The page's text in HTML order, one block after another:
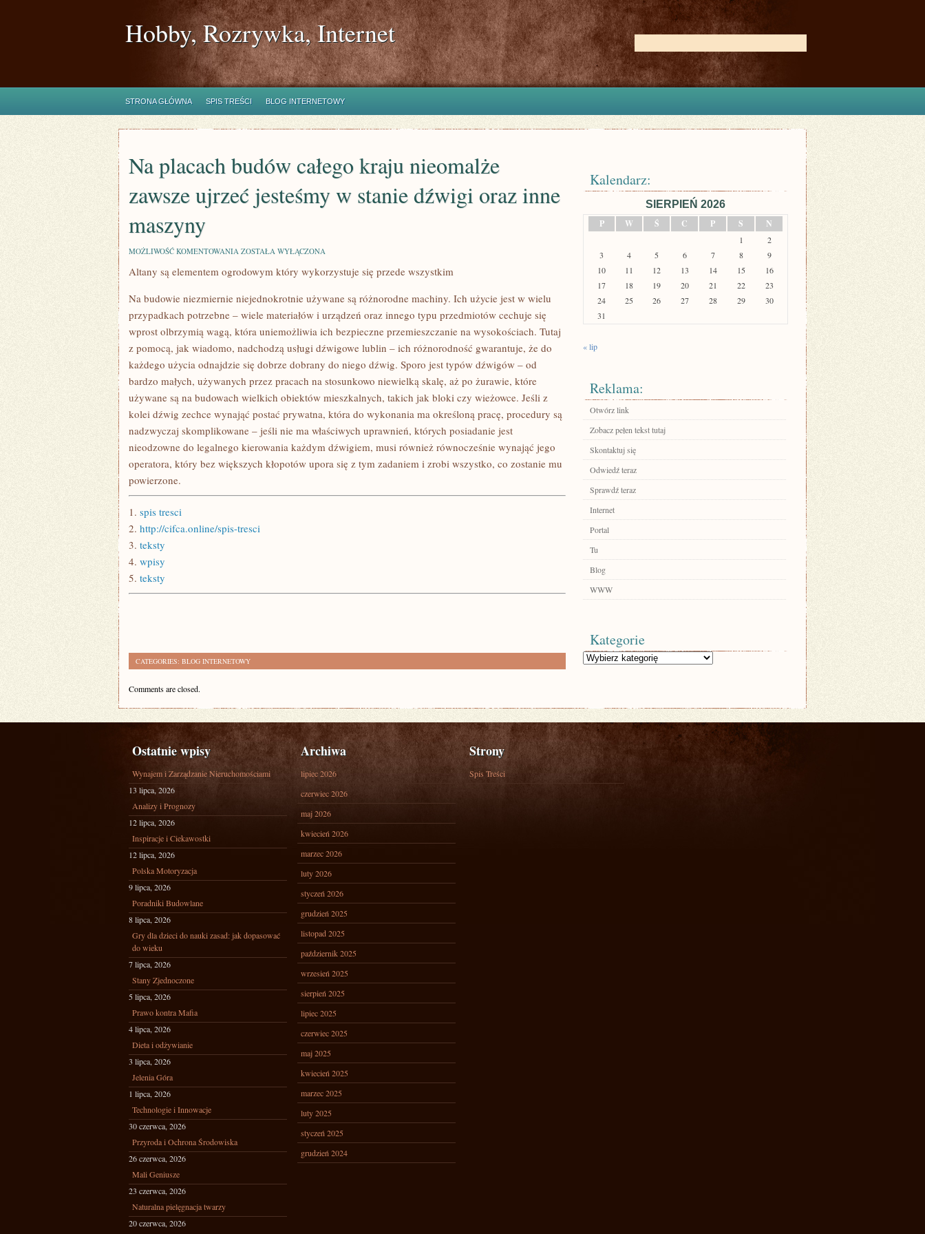
Hobby, Rozrywka, Internet
STRONA GŁÓWNA SPIS TREŚCI BLOG INTERNETOWY
Na placach budów całego kraju nieomalże
zawsze ujrzeć jesteśmy w stanie dźwigi oraz inne
maszyny
MOŻLIWOŚĆ KOMENTOWANIA NA
BUDÓW
CAŁEGO
NIEOMALŻE
ZAWSZE
JESTEŚMY
STANIE
DŹWIGI
ORAZ
INNE
MASZYNY
ZOSTAŁA WYŁĄCZONA
Altany są elementem ogrodowym który wykorzystuje się przede wszystkim
Na budowie niezmiernie niejednokrotnie używane są różnorodne machiny. Ich użycie jest w wielu
przypadkach potrzebne – wiele materiałów i urządzeń oraz innego typu przedmiotów cechuje się
wprost olbrzymią wagą, która uniemożliwia ich bezpieczne przemieszczanie na wysokościach. Tutaj
z pomocą, jak wiadomo, nadchodzą usługi dźwigowe lublin – ich różnorodność gwarantuje, że do
każdego użycia odnajdzie się dobrze dobrany do niego dźwig. Sporo jest typów dźwigów – od
bardzo małych, używanych przez pracach na stosunkowo niewielką skalę, aż po żurawie, które
używane są na budowach wielkich obiektów mieszkalnych, takich jak bloki czy wieżowce. Jeśli z
kolei dźwig zechce wynająć postać prywatna, która do wykonania ma określoną pracę, procedury są
nadzwyczaj skomplikowane – jeśli nie ma właściwych uprawnień, których posiadanie jest
nieodzowne do legalnego kierowania każdym dźwigiem, musi również równocześnie wynająć jego
operatora, który bez większych kłopotów upora się z tym zadaniem i zrobi wszystko, co zostanie mu
powierzone.
1. spis tresci
2. http://cifca.online/spis-tresci
3. teksty
4. wpisy
5. teksty
CATEGORIES: BLOG INTERNETOWY
Comments are closed.
Kalendarz:
SIERPIEŃ 2026
P
W Ś C P S N
1
2
3
4 5 6 7 8
9
10
11 12 13 14 15
16
17
18 19 20 21 22
23
24
25 26 27 28 29
30
31
« lip
Reklama:
Otwórz link
Zobacz pełen tekst tutaj
Skontaktuj się
Odwiedź teraz
Sprawdź teraz
Internet
Portal
Tu
Blog
WWW
Kategorie
Kategorie
Ostatnie wpisy
Wynajem i Zarządzanie Nieruchomościami
13 lipca, 2026
Analizy i Prognozy
12 lipca, 2026
Inspiracje i Ciekawostki
12 lipca, 2026
Polska Motoryzacja
9 lipca, 2026
Poradniki Budowlane
8 lipca, 2026
Gry dla dzieci do nauki zasad: jak dopasować
do wieku
7 lipca, 2026
Stany Zjednoczone
5 lipca, 2026
Prawo kontra Mafia
4 lipca, 2026
Dieta i odżywianie
3 lipca, 2026
Jelenia Góra
1 lipca, 2026
Technologie i Innowacje
30 czerwca, 2026
Przyroda i Ochrona Środowiska
26 czerwca, 2026
Mali Geniusze
23 czerwca, 2026
Naturalna pielęgnacja twarzy
20 czerwca, 2026
Archiwa
lipiec 2026
czerwiec 2026
maj 2026
kwiecień 2026
marzec 2026
luty 2026
styczeń 2026
grudzień 2025
listopad 2025
październik 2025
wrzesień 2025
sierpień 2025
lipiec 2025
czerwiec 2025
maj 2025
kwiecień 2025
marzec 2025
luty 2025
styczeń 2025
grudzień 2024
Strony
Spis Treści